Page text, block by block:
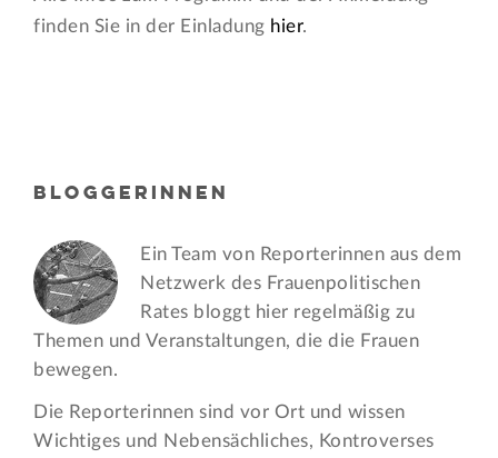
finden Sie in der Einladung hier.
BLOGGERINNEN
Ein Team von Reporterinnen aus dem
Netzwerk des Frauen­politischen
Rates bloggt hier regelmäßig zu
Themen und Veran­staltungen, die die Frauen
bewegen.
Die Reporterinnen sind vor Ort und wissen
Wichtiges und Nebensächliches, Kontroverses